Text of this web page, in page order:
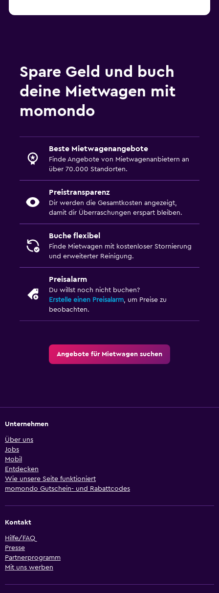
Spare Geld und buch
deine Mietwagen mit
momondo
Beste Mietwagenangebote
Finde Angebote von Mietwagenanbietern an
über 70.000 Standorten.
Preistransparenz
Dir werden die Gesamtkosten angezeigt,
damit dir Überraschungen erspart bleiben.
Buche flexibel
Finde Mietwagen mit kostenloser Stornierung
und erweiterter Reinigung.
Preisalarm
Du willst noch nicht buchen?
Erstelle einen Preisalarm, um Preise zu
beobachten.
Angebote für Mietwagen suchen
Unternehmen
Über uns
Jobs
Mobil
Entdecken
Wie unsere Seite funktioniert
momondo Gutschein- und Rabattcodes
Kontakt
Hilfe/FAQ
Presse
Partnerprogramm
Mit uns werben